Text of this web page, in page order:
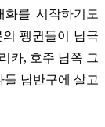
화를 시작하기도
펭귄들이 남극
카, 호주 남쪽 그
남반구에 살고